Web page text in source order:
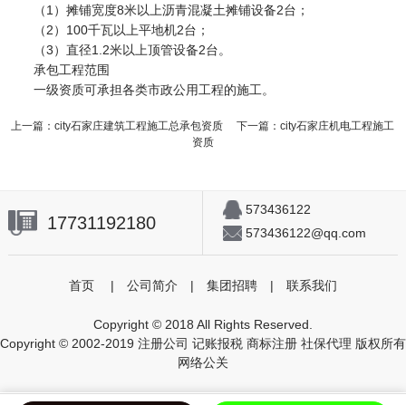
（1）摊铺宽度8米以上沥青混凝土摊铺设备2台；
（2）100千瓦以上平地机2台；
（3）直径1.2米以上顶管设备2台。
承包工程范围
一级资质可承担各类市政公用工程的施工。
上一篇：city石家庄建筑工程施工总承包资质 下一篇：city石家庄机电工程施工
资质
17731192180
573436122
573436122@qq.com
首页 | 公司简介 | 集团招聘 | 联系我们
Copyright © 2018 All Rights Reserved.
Copyright © 2002-2019 注册公司 记账报税 商标注册 社保代理 版权所有
网络公关